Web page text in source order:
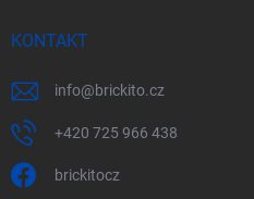
KONTAKT
info@brickito.cz
+420 725 966 438
brickitocz